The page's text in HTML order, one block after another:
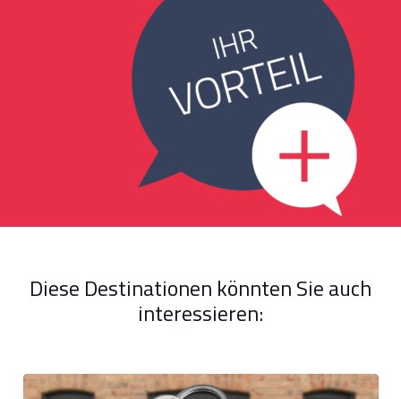
Diese Destinationen könnten Sie auch
interessieren: